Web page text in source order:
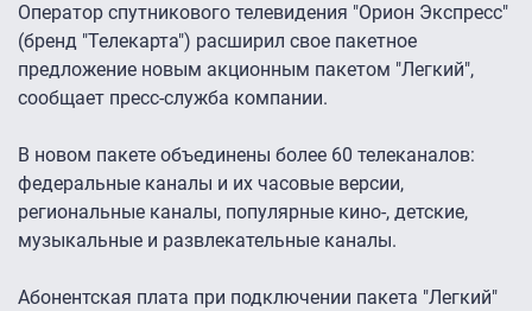
Оператор спутникового телевидения "Орион Экспресс"
(бренд "Телекарта") расширил свое пакетное
предложение новым акционным пакетом "Легкий",
сообщает пресс-служба компании.
В новом пакете объединены более 60 телеканалов:
федеральные каналы и их часовые версии,
региональные каналы, популярные кино-, детские,
музыкальные и развлекательные каналы.
Абонентская плата при подключении пакета "Легкий"